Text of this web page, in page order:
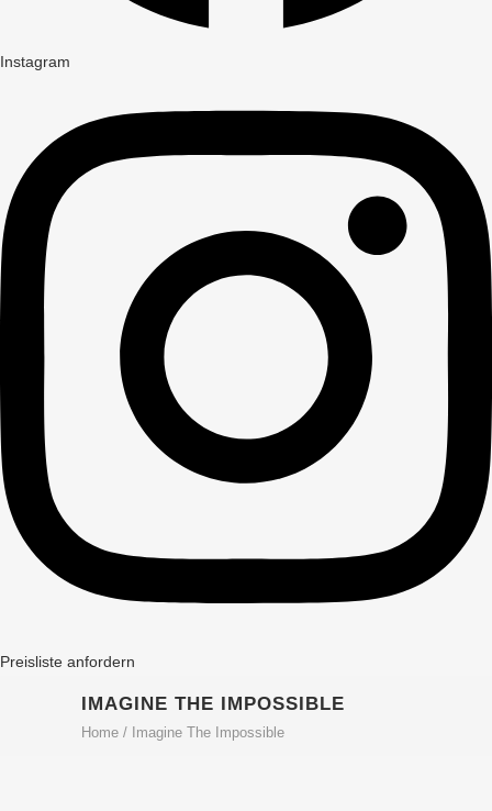
Instagram
Preisliste anfordern
IMAGINE THE IMPOSSIBLE
Home / Imagine The Impossible